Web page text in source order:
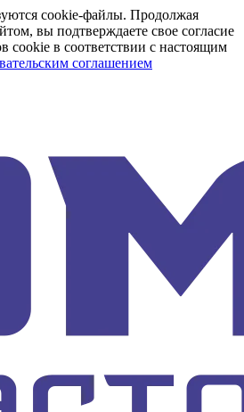
cookie-файлы. Продолжая
вы подтверждаете свое согласие
cookie в соответствии с настоящим
соглашением